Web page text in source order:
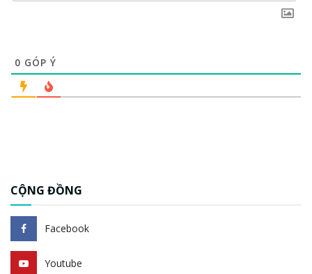
0 GÓP Ý
CỘNG ĐỒNG
Facebook
Youtube